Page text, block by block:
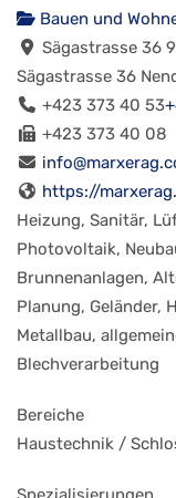
Bauen und
Sägastrasse 36
Sägastrasse 36
+423 373 40 53
+423 373 40 08
https://
Heizung, Sanitär,
Photovoltaik,
Brunnenanlagen,
Planung, Geländer,
Metallbau,
Blechverarbeitung
Bereiche
Haustechnik /